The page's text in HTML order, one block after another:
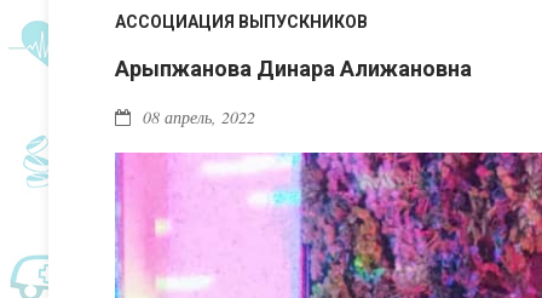
АССОЦИАЦИЯ ВЫПУСКНИКОВ
Арыпжанова Динара Алижановна
08 апрель, 2022